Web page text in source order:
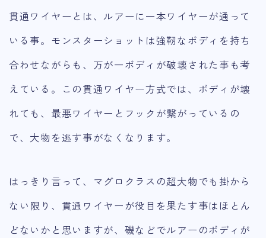
貫通ワイヤーとは、ルアーに一本ワイヤーが通って
いる事。モンスターショットは強靭なボディを持ち
合わせながらも、万が一ボディが破壊された事も考
えている。この貫通ワイヤー方式では、ボディが壊
れても、最悪ワイヤーとフックが繋がっているの
で、大物を逃す事がなくなります。
はっきり言って、マグロクラスの超大物でも掛から
ない限り、貫通ワイヤーが役目を果たす事はほとん
どないかと思いますが、磯などでルアーのボディが